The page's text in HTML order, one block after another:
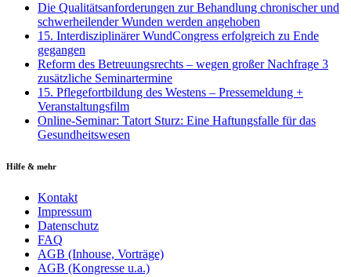
Die Qualitätsanforderungen zur Behandlung chronischer und
schwerheilender Wunden werden angehoben
15. Interdisziplinärer WundCongress erfolgreich zu Ende
gegangen
Reform des Betreuungsrechts – wegen großer Nachfrage 3
zusätzliche Seminartermine
15. Pflegefortbildung des Westens – Pressemeldung +
Veranstaltungsfilm
Online-Seminar: Tatort Sturz: Eine Haftungsfalle für das
Gesundheitswesen
Hilfe & mehr
Kontakt
Impressum
Datenschutz
FAQ
AGB (Inhouse, Vorträge)
AGB (Kongresse u.a.)